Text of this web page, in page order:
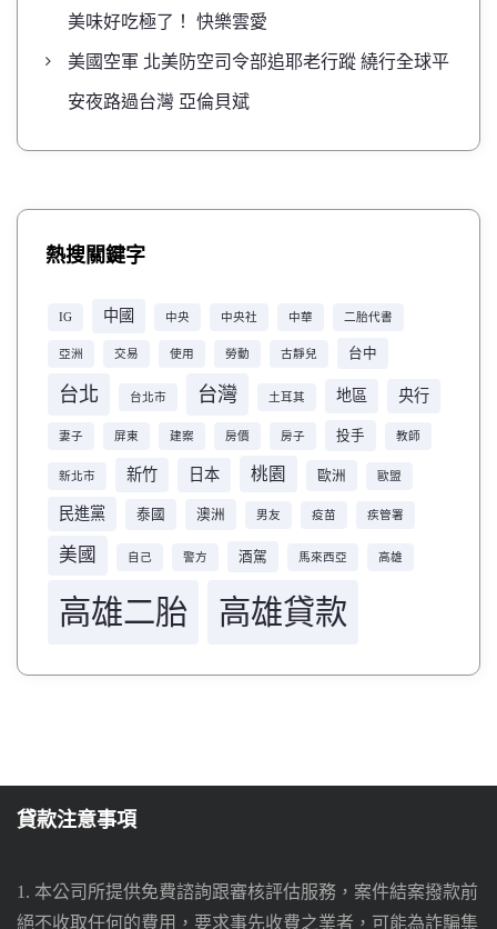
美味好吃極了！ 快樂雲愛
美國空軍 北美防空司令部追耶老行蹤 繞行全球平
安夜路過台灣 亞倫貝斌
熱搜關鍵字
IG 中國 中央 中央社 中華 二胎代書
亞洲 交易 使用 勞動 古靜兒 台中
台北 台北市 台灣 土耳其 地區 央行
妻子 屏東 建案 房價 房子 投手 教師
新北市 新竹 日本 桃園 歐洲 歐盟
民進黨 泰國 澳洲 男友 疫苗 疾管署
美國 自己 警方 酒駕 馬來西亞 高雄
高雄二胎 高雄貸款
貸款注意事項
1. 本公司所提供免費諮詢跟審核評估服務，案件結案撥款前
絕不收取任何的費用，要求事先收費之業者，可能為詐騙集